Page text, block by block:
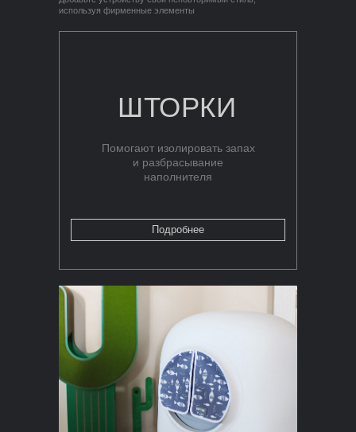
Подробнее
Помогают изолировать запах
и разбрасывание
наполнителя
ШТОРКИ
используя фирменные элементы